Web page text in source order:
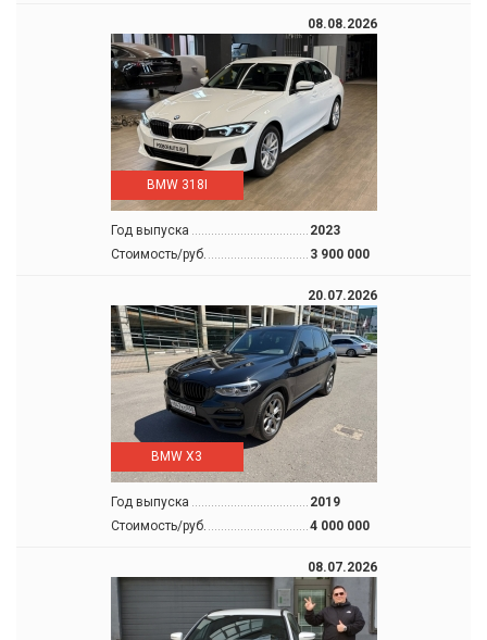
08.08.2026
BMW 318I
Год выпуска
2023
Стоимость/руб.
3 900 000
20.07.2026
BMW X3
Год выпуска
2019
Стоимость/руб.
4 000 000
08.07.2026